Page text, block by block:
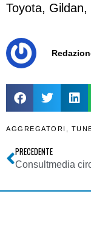
Toyota,
AGGREGATORI
PRECEDENTE